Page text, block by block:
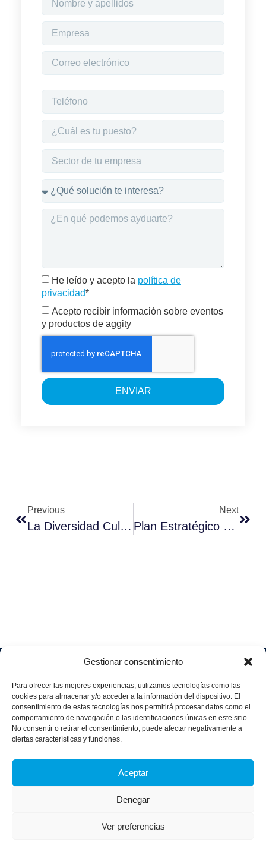
Gestionar consentimiento
Para ofrecer las mejores experiencias, utilizamos tecnologías como las
cookies para almacenar y/o acceder a la información del dispositivo. El
consentimiento de estas tecnologías nos permitirá procesar datos como el
comportamiento de navegación o las identificaciones únicas en este sitio.
No consentir o retirar el consentimiento, puede afectar negativamente a
ciertas características y funciones.
Aceptar
Denegar
Ver preferencias
He leído y acepto la política de
privacidad*
Acepto recibir información sobre eventos
y productos de aggity
ENVIAR
Previous
La Diversidad Cultural En El Trabajo Y La Captación De Talento
Next
Plan Estratégico Para Fidelizar Clientes: Customer Engagement
Soluciones
Data
Industria
4.0
Industrial
Retail
Health &
Services
Travel &
Quiénes
Únete
a
aggity
Contacto
legal
Política
de
Privacid
ad
de
Política